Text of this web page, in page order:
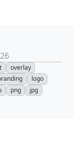
overlay
logo
png
jpg